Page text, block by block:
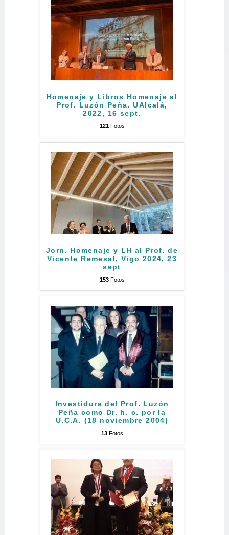
Homenaje y Libros Homenaje al
Prof. Luzón Peña. UAlcalá,
2022, 16 sept.
121Fotos
Jorn. Homenaje y LH al Prof. de
Vicente Remesal, Vigo 2024, 23
sept
153Fotos
Investidura del Prof. Luzón
Peña como Dr. h. c. por la
U.C.A. (18 noviembre 2004)
13Fotos